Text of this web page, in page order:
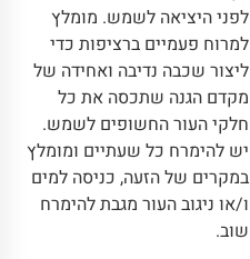
לפני היציאה לשמש. מומלץ
למרוח פעמיים ברציפות כדי
ליצור שכבה נדיבה ואחידה של
מקדם הגנה שתכסה את כל
חלקי העור החשופים לשמש.
יש להימרח כל שעתיים ומומלץ
במקרים של הזעה, כניסה למים
ו/או ניגוב העור מגבת להימרח
שוב.